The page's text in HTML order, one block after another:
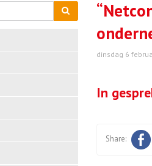
dinsdag 6
In